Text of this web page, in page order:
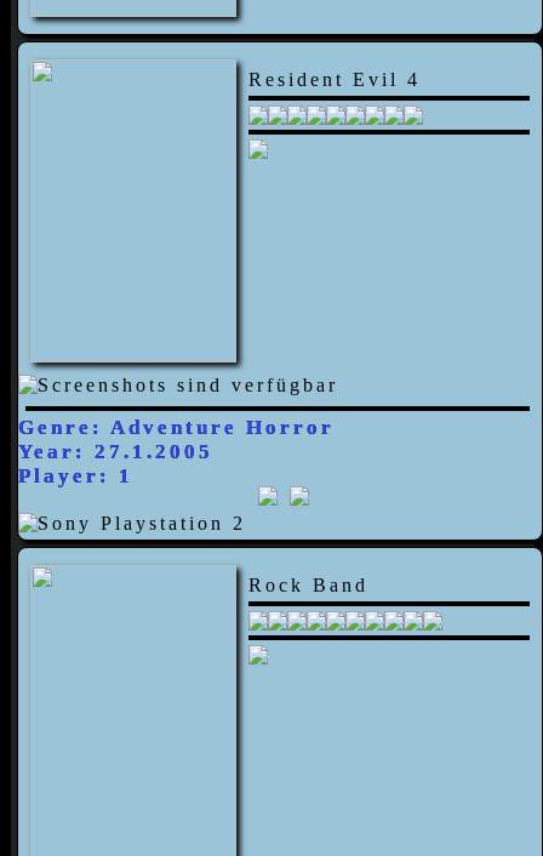
Resident Evil 4
Genre: Adventure Horror
Year: 27.1.2005
Player: 1
Rock Band